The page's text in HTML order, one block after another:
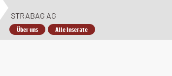
STRABAG AG
Über uns Alle Inserate